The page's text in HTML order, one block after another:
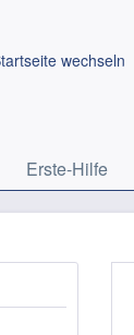
Erste-Hilfe